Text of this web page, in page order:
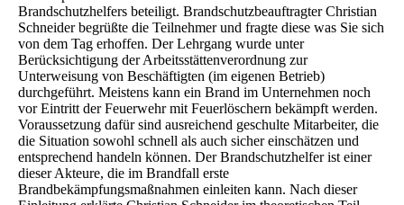
Brandschutzhelfers beteiligt. Brandschutzbeauftragter Christian
Schneider begrüßte die Teilnehmer und fragte diese was Sie sich
von dem Tag erhoffen. Der Lehrgang wurde unter
Berücksichtigung der Arbeitsstättenverordnung zur
Unterweisung von Beschäftigten (im eigenen Betrieb)
durchgeführt. Meistens kann ein Brand im Unternehmen noch
vor Eintritt der Feuerwehr mit Feuerlöschern bekämpft werden.
Voraussetzung dafür sind ausreichend geschulte Mitarbeiter, die
die Situation sowohl schnell als auch sicher einschätzen und
entsprechend handeln können. Der Brandschutzhelfer ist einer
dieser Akteure, die im Brandfall erste
Brandbekämpfungsmaßnahmen einleiten kann. Nach dieser